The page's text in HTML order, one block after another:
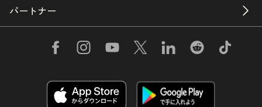
パートナー